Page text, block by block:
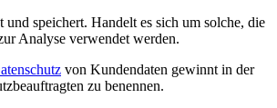
speichert. Handelt es sich um solche, die
Analyse verwendet werden.
von Kundendaten gewinnt in der
zu benennen.